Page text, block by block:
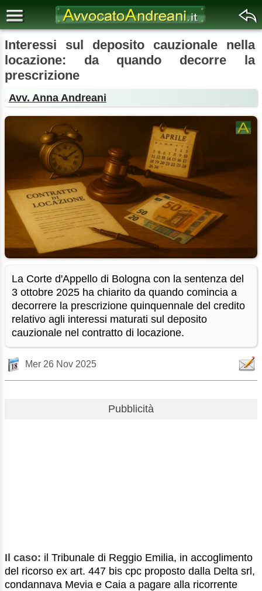
Interessi sul deposito cauzionale nella
locazione: da quando decorre la
prescrizione
Avv. Anna Andreani
La Corte d'Appello di Bologna con la sentenza del
3 ottobre 2025 ha chiarito da quando comincia a
decorrere la prescrizione quinquennale del credito
relativo agli interessi maturati sul deposito
cauzionale nel contratto di locazione.
Mer 26 Nov 2025
Pubblicità
Il caso: il Tribunale di Reggio Emilia, in accoglimento
del ricorso ex art. 447 bis cpc proposto dalla Delta srl,
condannava Mevia e Caia a pagare alla ricorrente